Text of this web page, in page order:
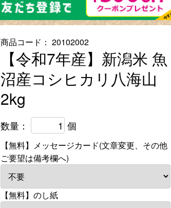
商品コード： 20102002
【令和7年産】新潟米 魚
沼産コシヒカリ八海山
2kg
数量： 個
【無料】メッセージカード(文章変更、その他
ご要望は備考欄へ)
【無料】のし紙